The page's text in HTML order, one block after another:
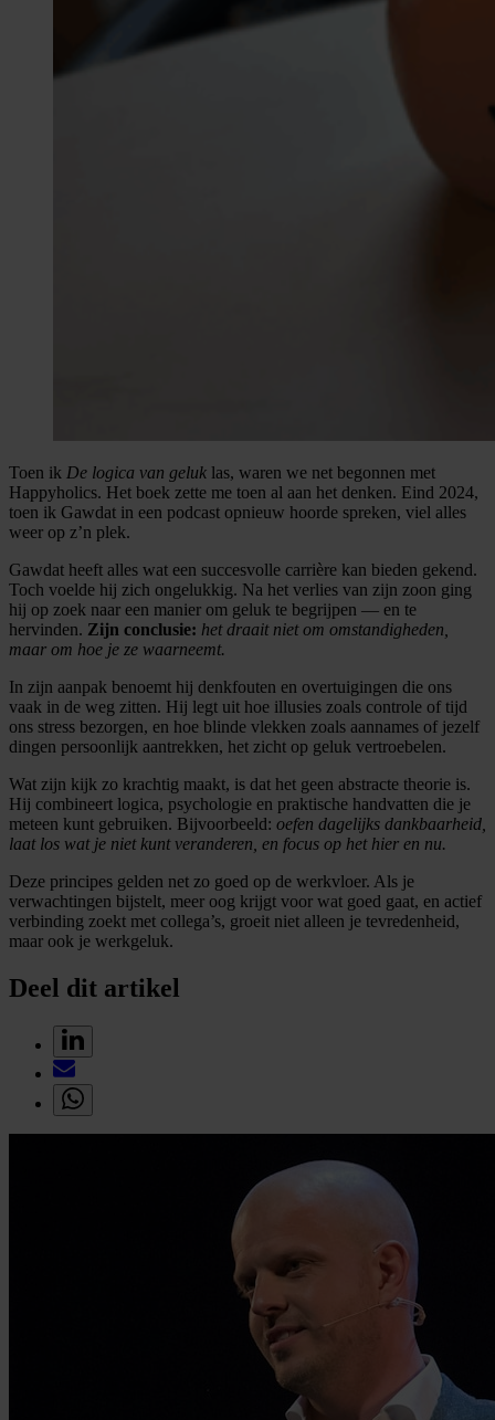
Toen ik De logica van geluk las, waren we net begonnen met
Happyholics. Het boek zette me toen al aan het denken. Eind 2024,
toen ik Gawdat in een podcast opnieuw hoorde spreken, viel alles
weer op z’n plek.
Gawdat heeft alles wat een succesvolle carrière kan bieden gekend.
Toch voelde hij zich ongelukkig. Na het verlies van zijn zoon ging
hij op zoek naar een manier om geluk te begrijpen — en te
hervinden. Zijn conclusie: het draait niet om omstandigheden,
maar om hoe je ze waarneemt.
In zijn aanpak benoemt hij denkfouten en overtuigingen die ons
vaak in de weg zitten. Hij legt uit hoe illusies zoals controle of tijd
ons stress bezorgen, en hoe blinde vlekken zoals aannames of jezelf
dingen persoonlijk aantrekken, het zicht op geluk vertroebelen.
Wat zijn kijk zo krachtig maakt, is dat het geen abstracte theorie is.
Hij combineert logica, psychologie en praktische handvatten die je
meteen kunt gebruiken. Bijvoorbeeld: oefen dagelijks dankbaarheid,
laat los wat je niet kunt veranderen, en focus op het hier en nu.
Deze principes gelden net zo goed op de werkvloer. Als je
verwachtingen bijstelt, meer oog krijgt voor wat goed gaat, en actief
verbinding zoekt met collega’s, groeit niet alleen je tevredenheid,
maar ook je werkgeluk.
Deel dit artikel